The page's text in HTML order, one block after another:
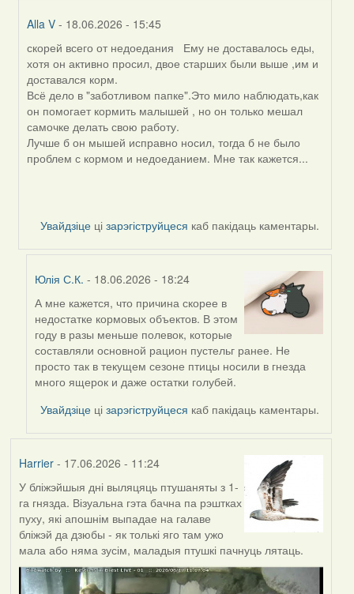
Alla V - 18.06.2026 - 15:45
In
reply
to
by
SaMANdaS
скорей всего от недоедания Ему не доставалось еды,
хотя он активно просил, двое старших были выше ,им и
доставался корм.
Всё дело в "заботливом папке".Это мило наблюдать,как
он помогает кормить малышей , но он только мешал
самочке делать свою работу.
Лучше б он мышей исправно носил, тогда б не было
проблем с кормом и недоеданием. Мне так кажется...
Увайдзіце цізарэгіструйцеся каб пакідаць каментары.
Юлія С.К. - 18.06.2026 - 18:24
In
reply
to
by
Alla
V
А мне кажется, что причина скорее в
недостатке кормовых объектов. В этом
году в разы меньше полевок, которые
составляли основной рацион пустельг ранее. Не
просто так в текущем сезоне птицы носили в гнезда
много ящерок и даже остатки голубей.
Увайдзіце цізарэгіструйцеся каб пакідаць каментары.
Harrier- 17.06.2026 - 11:24
У бліжэйшыя дні выляцяць птушаняты з 1-
га гнязда. Візуальна гэта бачна па рэштках
пуху, які апошнім выпадае на галаве
бліжэй да дзюбы - як толькі яго там ужо
мала або няма зусім, маладыя птушкі пачнуць лятаць.